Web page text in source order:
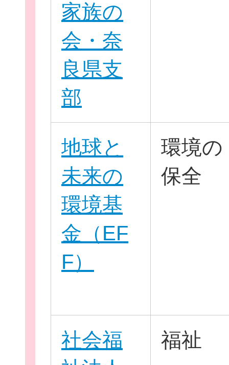
家族の
会・奈
良県支
部
地球と
未来の
環境基
金（EF
F）
環境の
保全
社会福
福祉